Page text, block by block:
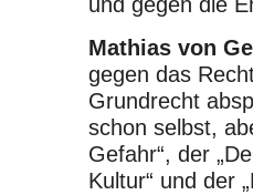
Mathias von
gegen das
Grundrecht
schon selbst,
Gefahr“, der
Kultur“ und der